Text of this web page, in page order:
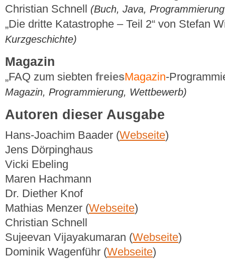
Christian Schnell (Buch, Java,
„Die dritte Katastrophe – Teil 2“ von Stefan
Kurzgeschichte)
Magazin
„FAQ zum siebten freiesMagazin-
Magazin, Programmierung, Wettbewerb)
Autoren dieser Ausgabe
Hans-Joachim Baader (Webseite)
Jens Dörpinghaus
Vicki Ebeling
Maren Hachmann
Dr. Diether Knof
Mathias Menzer (Webseite)
Christian Schnell
Sujeevan Vijayakumaran (Webseite)
Dominik Wagenführ (Webseite)